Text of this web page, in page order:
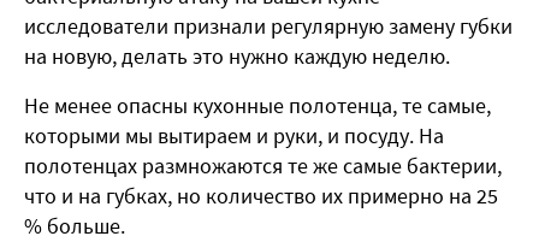
исследователи признали регулярную замену губки
на новую, делать это нужно каждую неделю.
Не менее опасны кухонные полотенца, те самые,
которыми мы вытираем и руки, и посуду. На
полотенцах размножаются те же самые бактерии,
что и на губках, но количество их примерно на 25
% больше.